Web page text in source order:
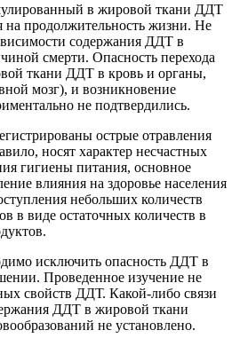
в жировой ткани ДДТ
на продолжительность жизни. Не
содержания ДДТ в
смерти. Опасность перехода
ткани ДДТ в кровь и органы,
мозг), и возникновение
не подтвердились.
острые отравления
носят характер несчастных
гигиены питания, основное
влияния на здоровье населения
небольших количеств
в виде остаточных количеств в
исключить опасность ДДТ в
Проведенное изучение не
свойств ДДТ. Какой-либо связи
ДДТ в жировой ткани
не установлено.